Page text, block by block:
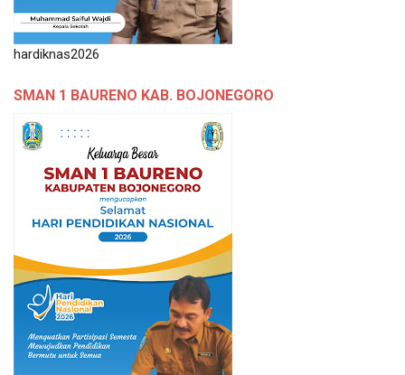
hardiknas2026
SMAN 1 BAURENO KAB. BOJONEGORO